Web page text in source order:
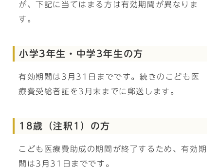
が、下記に当てはまる方は有効期間が異なりま
す。
小学3年生・中学3年生の方
有効期間は3月31日までです。続きのこども医
療費受給者証を3月末までに郵送します。
18歳（注釈1）の方
こども医療費助成の期間が終了するため、有効期
間は3月31日までです。